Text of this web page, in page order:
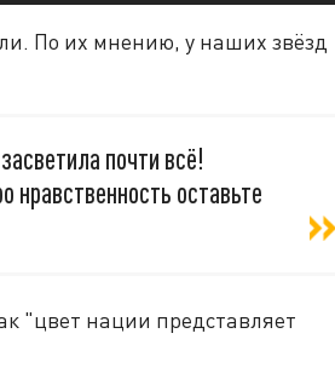
По их мнению, у наших звёзд
почти всё!
нравственность оставьте
"цвет нации представляет